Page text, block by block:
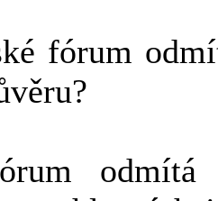
fórum